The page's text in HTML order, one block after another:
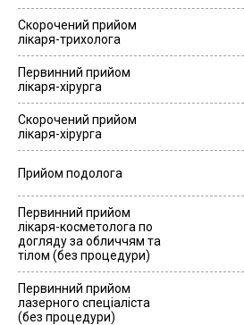
Скорочений прийом
лікаря-трихолога
Первинний прийом
лікаря-хірурга
Скорочений прийом
лікаря-хірурга
Прийом подолога
Первинний прийом
лікаря-косметолога по
догляду за обличчям та
тілом (без процедури)
Первинний прийом
лазерного спеціаліста
(без процедури)